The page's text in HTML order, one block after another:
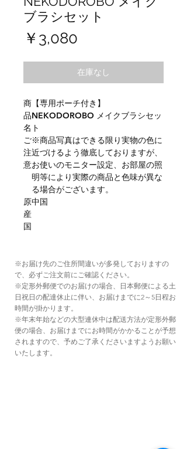
ブラシセット
￥3,080
在庫なし
商
品
名
【専用ポーチ付き】
NEKODOROBO メイクブラシセッ
ト
ご
注
意
※商品写真はできる限り実物の色に
近づけるよう徹底しておりますが、
お使いのモニター設定、お部屋の照
明等により実際の商品と色味が異な
る場合がございます。
原
産
国
中国
※お届け先のご住所間違いが多発しておりますの
で、必ずご注文前にご確認ください。
※定形外郵便でのお届けの場合、日本郵便による土
日祝日の配達休止に伴い、お届けまでに2～5日程お
時間が掛かります。
※年末年始などの大型連休中は配送方法が定形外郵
便の場合、お届けまでにお時間がかかることが予想
されますので、予めご了承くださいますようお願い
いたします。